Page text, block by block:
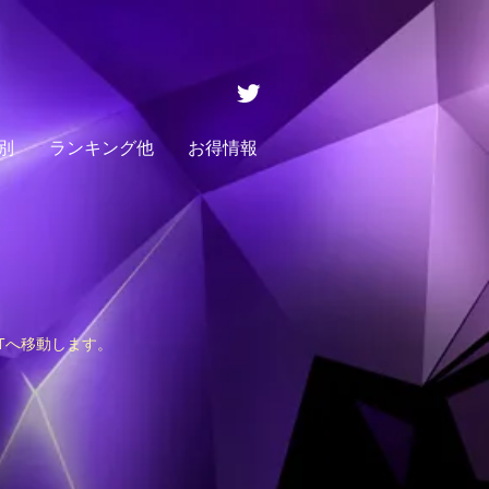
ランキング他 お得情報
移動します。